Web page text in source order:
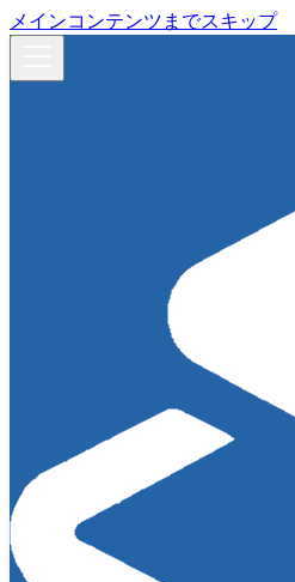
メインコンテンツまでスキップ